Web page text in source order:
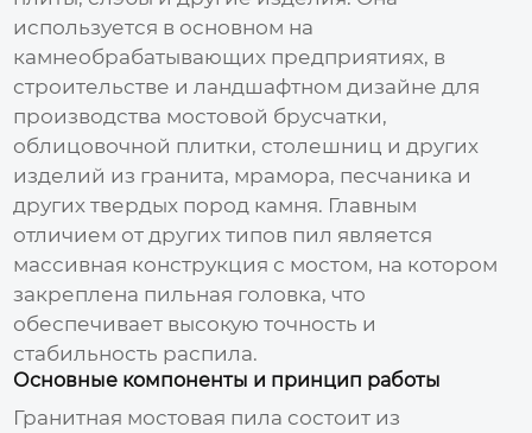
используется в основном на
камнеобрабатывающих предприятиях, в
строительстве и ландшафтном дизайне для
производства мостовой брусчатки,
облицовочной плитки, столешниц и других
изделий из гранита, мрамора, песчаника и
других твердых пород камня. Главным
отличием от других типов пил является
массивная конструкция с мостом, на котором
закреплена пильная головка, что
обеспечивает высокую точность и
стабильность распила.
Основные компоненты и принцип работы
Гранитная мостовая пила состоит из